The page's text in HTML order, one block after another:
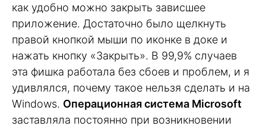
как удобно можно закрыть зависшее
приложение. Достаточно было щелкнуть
правой кнопкой мыши по иконке в доке и
нажать кнопку «Закрыть». В 99,9% случаев
эта фишка работала без сбоев и проблем, и я
удивлялся, почему такое нельзя сделать и на
Windows. Операционная система Microsoft
заставляла постоянно при возникновении